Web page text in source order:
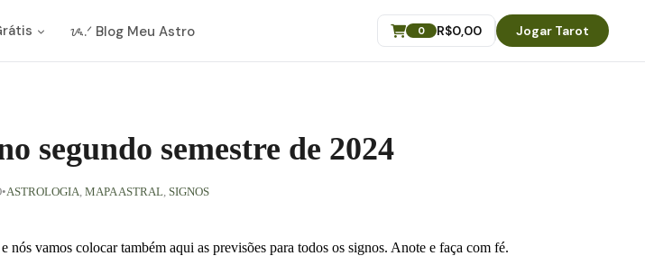
ᝰ.ᐟ Blog Meu Astro 0 R$0,00 Jogar Tarot
segundo semestre de 2024
•ASTROLOGIA, MAPA ASTRAL, SIGNOS
vamos colocar também aqui as previsões para todos os signos. Anote e faça com fé.